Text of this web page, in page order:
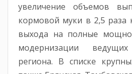
увеличение объемов
кормовой муки в 2,5 раза
выхода на полные
модернизации ведущих
региона. В списке